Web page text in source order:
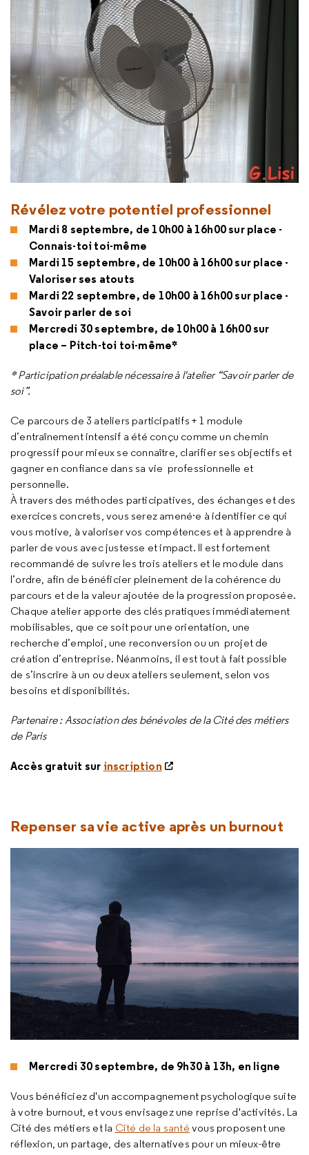
Révélez votre potentiel professionnel
Mardi 8 septembre, de 10h00 à 16h00 sur place -
Connais-toi toi-même
Mardi 15 septembre, de 10h00 à 16h00 sur place -
Valoriser ses atouts
Mardi 22 septembre, de 10h00 à 16h00 sur place -
Savoir parler de soi
Mercredi 30 septembre, de 10h00 à 16h00 sur
place – Pitch-toi toi-même*
* Participation préalable nécessaire à l'atelier “Savoir parler de
soi”.
Ce parcours de 3 ateliers participatifs + 1 module
d’entraînement intensif a été conçu comme un chemin
progressif pour mieux se connaître, clarifier ses objectifs et
gagner en confiance dans sa vie professionnelle et
personnelle.
À travers des méthodes participatives, des échanges et des
exercices concrets, vous serez amené·e à identifier ce qui
vous motive, à valoriser vos compétences et à apprendre à
parler de vous avec justesse et impact. Il est fortement
recommandé de suivre les trois ateliers et le module dans
l’ordre, afin de bénéficier pleinement de la cohérence du
parcours et de la valeur ajoutée de la progression proposée.
Chaque atelier apporte des clés pratiques immédiatement
mobilisables, que ce soit pour une orientation, une
recherche d’emploi, une reconversion ou un projet de
création d’entreprise. Néanmoins, il est tout à fait possible
de s’inscrire à un ou deux ateliers seulement, selon vos
besoins et disponibilités.
Partenaire : Association des bénévoles de la Cité des métiers
de Paris
Accès gratuit sur inscription
Repenser sa vie active après un burnout
Mercredi 30 septembre, de 9h30 à 13h, en ligne
Vous bénéficiez d'un accompagnement psychologique suite
à votre burnout, et vous envisagez une reprise d'activités. La
Cité des métiers et la Cité de la santé vous proposent une
réflexion, un partage, des alternatives pour un mieux-être